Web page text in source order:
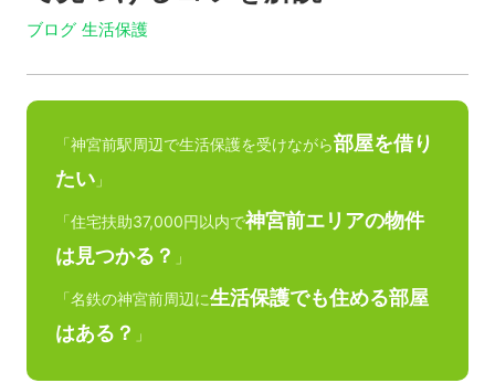
ブログ 生活保護
「神宮前駅周辺で生活保護を受けながら部屋を借り
たい 」
「住宅扶助37,000円以内で神宮前エリアの物件
は見つかる？ 」
「名鉄の神宮前周辺に生活保護でも住める部屋
はある？ 」